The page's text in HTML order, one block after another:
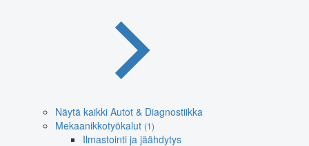
Näytä kaikki Autot & Diagnostiikka
Mekaanikkotyökalut (1)
Ilmastointi ja jäähdytys